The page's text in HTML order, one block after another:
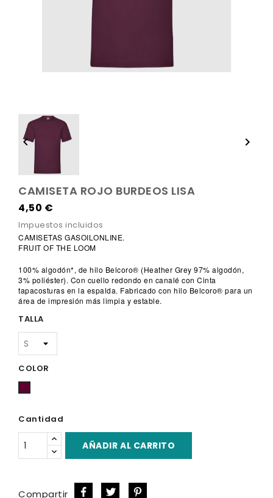
 
CAMISETA ROJO BURDEOS LISA
4,50 €
Impuestos incluidos
CAMISETAS GASOILONLINE.
FRUIT OF THE LOOM
100% algodón*, de hilo Belcoro® (Heather Grey 97% algodón,
3% poliéster). Con cuello redondo en canalé con Cinta
tapacosturas en la espalda. Fabricado con hilo Belcoro® para un
área de impresión más limpia y estable.
TALLA
COLOR
Cantidad
AÑADIR AL CARRITO
Compartir